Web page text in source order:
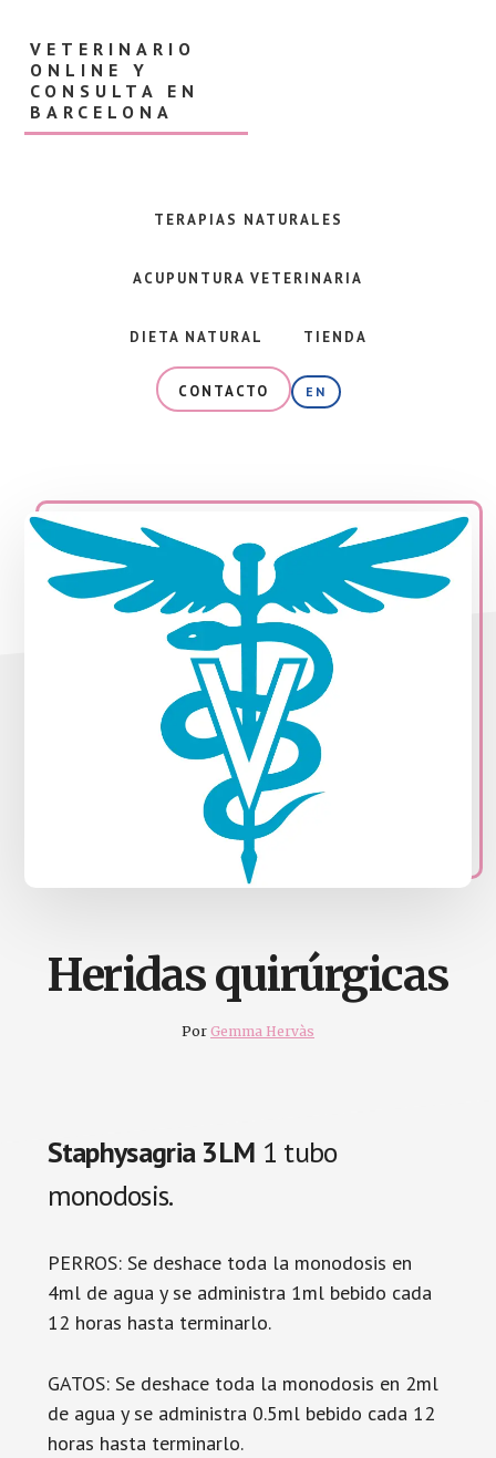
main
content
footerVETERINARIO
ONLINE Y
CONSULTA EN
BARCELONA
naturales
Acupuntura,
homeopatia,
Ortomolcular
TERAPIAS NATURALES
ACUPUNTURA VETERINARIA
DIETA NATURAL TIENDA
CONTACTO EN
Heridas quirúrgicas
Por Gemma Hervàs
Staphysagria 3LM 1 tubo
monodosis.
PERROS: Se deshace toda la monodosis en
4ml de agua y se administra 1ml bebido cada
12 horas hasta terminarlo.
GATOS: Se deshace toda la monodosis en 2ml
de agua y se administra 0.5ml bebido cada 12
horas hasta terminarlo.